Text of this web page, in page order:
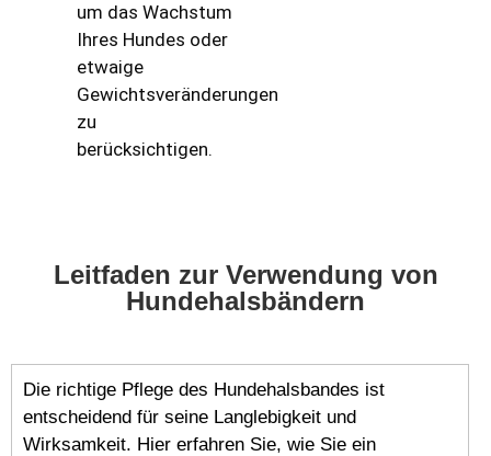
um das Wachstum
Ihres Hundes oder
etwaige
Gewichtsveränderungen
zu
berücksichtigen.
Leitfaden zur Verwendung von
Hundehalsbändern
Die richtige Pflege des Hundehalsbandes ist
entscheidend für seine Langlebigkeit und
Wirksamkeit. Hier erfahren Sie, wie Sie ein